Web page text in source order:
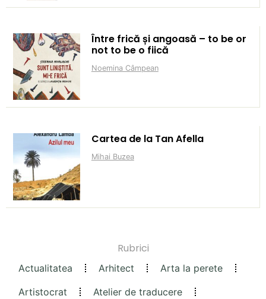
Între frică și angoasă – to be or
not to be o fiică
Noemina Câmpean
Cartea de la Tan Afella
Mihai Buzea
Rubrici
Actualitatea Arhitect
Arta la perete
Artistocrat
Atelier de traducere